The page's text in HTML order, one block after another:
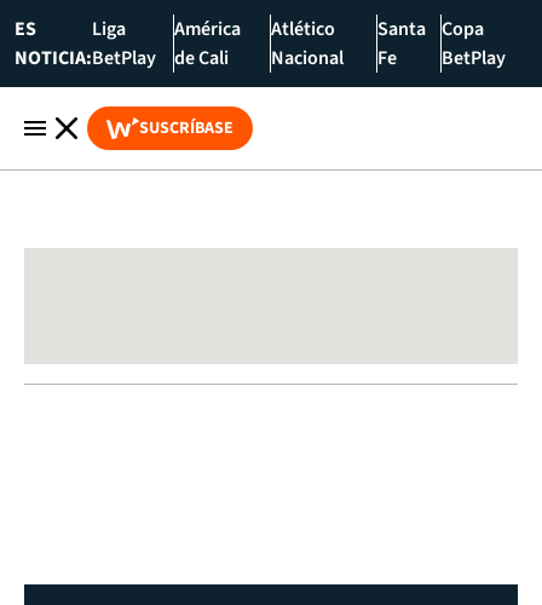
ES
NOTICIA:
Liga
BetPlay
América
de Cali
Atlético
Nacional
Santa
Fe
Copa
BetPlay
SUSCRÍBASE